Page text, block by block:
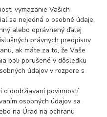
vymazanie Vašich
sa nejedná o osobné údaje,
alebo oprávnený ďalej
právnych predpisov
ak máte za to, že Vaše
boli porušené v dôsledku
údajov v rozpore s
o dodržiavaní povinností
osobných údajov sa
na Úrad na ochranu